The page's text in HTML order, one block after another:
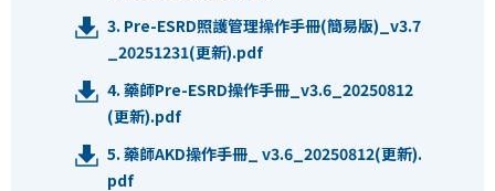
3. Pre-ESRD照護管理操作手冊(簡易版)_v3.7
_20251231(更新).pdf
4. 藥師Pre-ESRD操作手冊_v3.6_20250812
(更新).pdf
5. 藥師AKD操作手冊_ v3.6_20250812(更新).
pdf